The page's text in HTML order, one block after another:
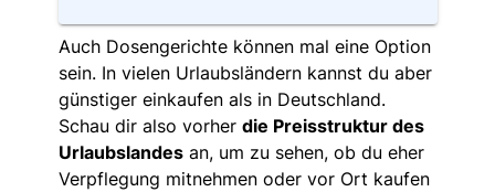
Auch Dosengerichte können mal eine Option
sein. In vielen Urlaubsländern kannst du aber
günstiger einkaufen als in Deutschland.
Schau dir also vorher die Preisstruktur des
Urlaubslandesan, um zu sehen, ob du eher
Verpflegung mitnehmen oder vor Ort kaufen